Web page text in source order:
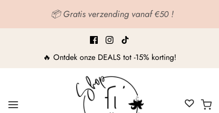
📦 Gratis verzending vanaf €50 !
🔥 Ontdek onze DEALS tot -15% korting!